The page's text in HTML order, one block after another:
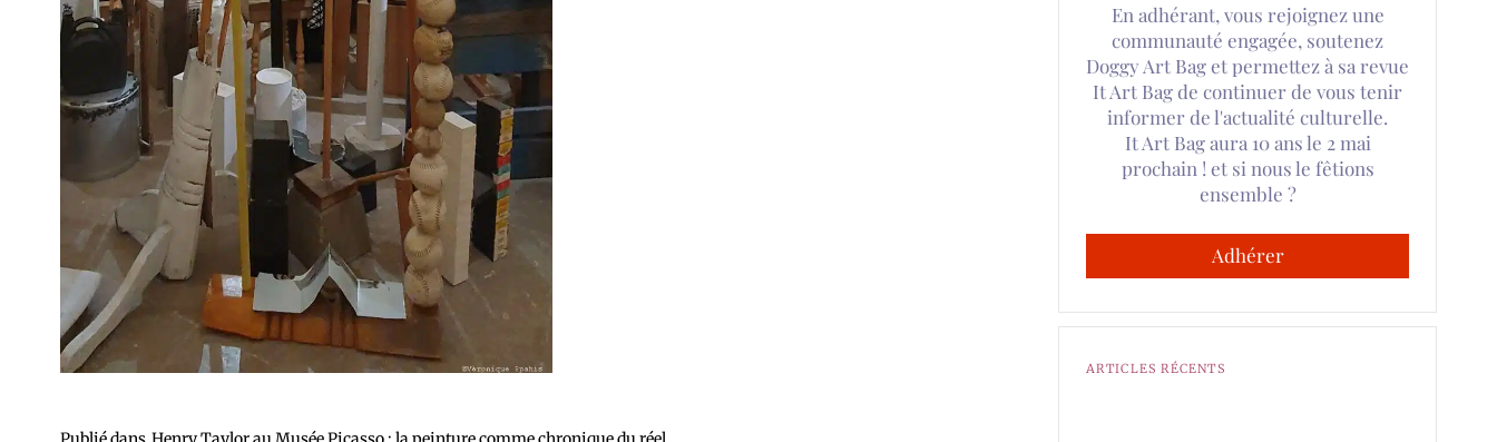
En adhérant, vous rejoignez une
communauté engagée, soutenez
Doggy Art Bag et permettez à sa revue
It Art Bag de continuer de vous tenir
informer de l'actualité culturelle.
It Art Bag aura 10 ans le 2 mai
prochain ! et si nous le fêtions
ensemble ?
Adhérer
ARTICLES RÉCENTS